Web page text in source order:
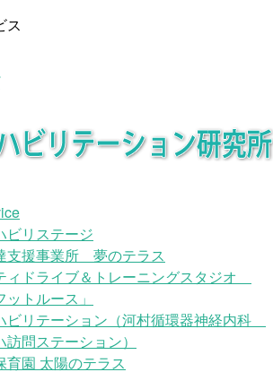
ス
ビリステージ
支援事業所 夢のテラス
ィドライブ＆トレーニングスタジオ
ットルース」
ビリテーション（河村循環器神経内科
訪問ステーション）
育園 太陽のテラス